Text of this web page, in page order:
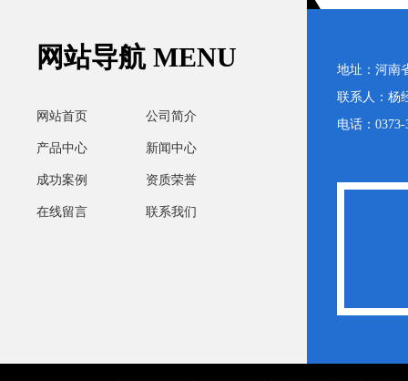
池 型号
阀控式密封铅酸蓄电池 型号
地址：河南
联系人：
电话：
网站导航 MENU
网站首页 公司简介
产品中心 新闻中心
成功案例 资质荣誉
在线留言 联系我们